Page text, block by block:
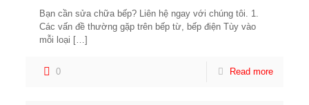
Bạn cần sửa chữa bếp? Liên hệ ngay với chúng tôi. 1.
Các vấn đề thường gặp trên bếp từ, bếp điện Tùy vào
mỗi loại […]
0 Read more